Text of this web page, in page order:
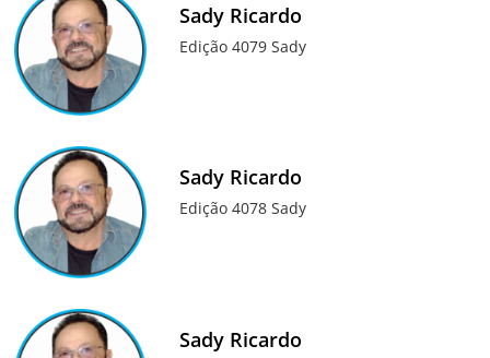
Sady Ricardo
Edição 4079 Sady
Sady Ricardo
Edição 4078 Sady
Sady Ricardo